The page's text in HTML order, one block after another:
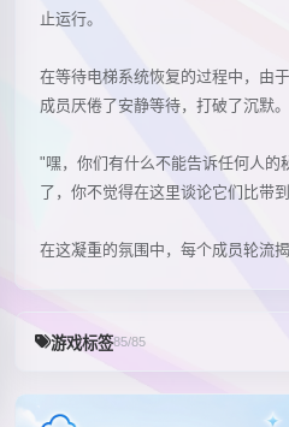
止运行。
在等待电梯系统恢复的过程中，由
成员厌倦了安静等待，打破了沉默。
"嘿，你们有什么不能告诉任何人的
了，你不觉得在这里谈论它们比带
在这凝重的氛围中，每个成员轮流
游戏标签85/85